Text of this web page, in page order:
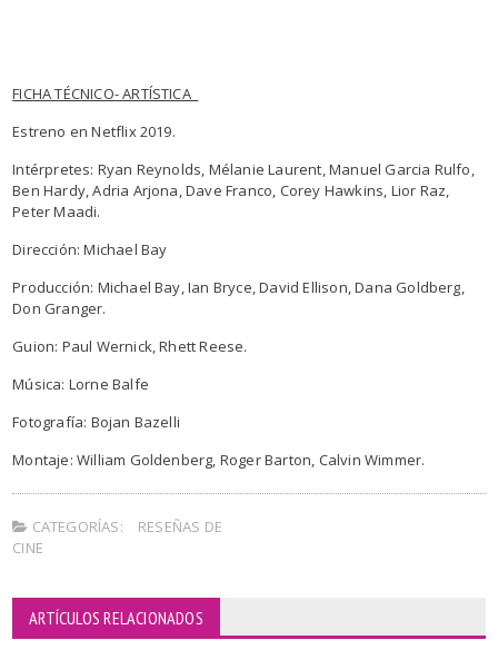
FICHA TÉCNICO- ARTÍSTICA
Estreno en Netflix 2019.
Intérpretes: Ryan Reynolds, Mélanie Laurent, Manuel Garcia Rulfo,
Ben Hardy, Adria Arjona, Dave Franco, Corey Hawkins, Lior Raz,
Peter Maadi.
Dirección: Michael Bay
Producción: Michael Bay, Ian Bryce, David Ellison, Dana Goldberg,
Don Granger.
Guion: Paul Wernick, Rhett Reese.
Música: Lorne Balfe
Fotografía: Bojan Bazelli
Montaje: William Goldenberg, Roger Barton, Calvin Wimmer.
CATEGORÍAS:
RESEÑAS DE
CINE
ARTÍCULOS RELACIONADOS